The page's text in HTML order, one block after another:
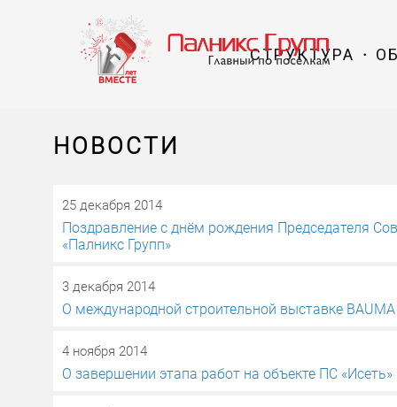
СТРУКТУРА
НОВОСТИ
25 декабря 2014
Поздравление с днём рождения Председателя
«Палникс Групп»
3 декабря 2014
О международной строительной выставке
4 ноября 2014
О завершении этапа работ на объекте ПС «Исеть»